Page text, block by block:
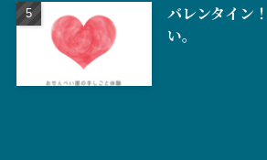
バレンタイン
い。